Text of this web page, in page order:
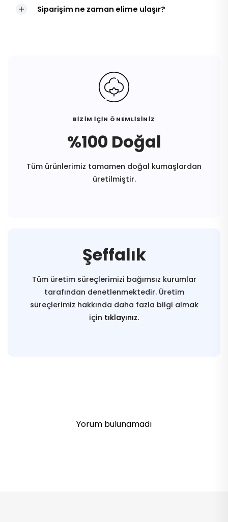
Siparişim ne zaman elime ulaşır?
BİZİM İÇİN ÖNEMLİSİNİZ
%100 Doğal
Tüm ürünlerimiz tamamen doğal kumaşlardan
üretilmiştir.
Şeffalık
Tüm üretim süreçlerimizi bağımsız kurumlar
tarafından denetlenmektedir. Üretim
süreçlerimiz hakkında daha fazla bilgi almak
için tıklayınız.
Yorum bulunamadı